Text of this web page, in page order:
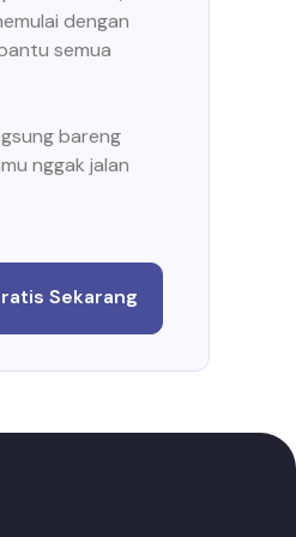
dengan
semua
bareng
nggak jalan
Sekarang